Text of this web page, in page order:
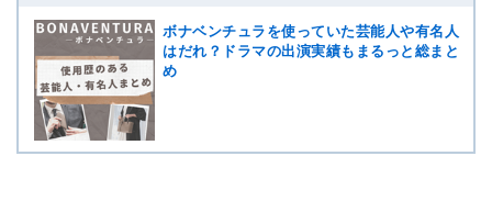
ボナベンチュラを使っていた芸能人や有名人
はだれ？ドラマの出演実績もまるっと総まと
め